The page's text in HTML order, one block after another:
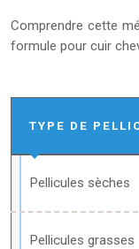
Comprendre cette
formule pour cuir
TYPE DE
Pellicules sèches
Pellicules grasses